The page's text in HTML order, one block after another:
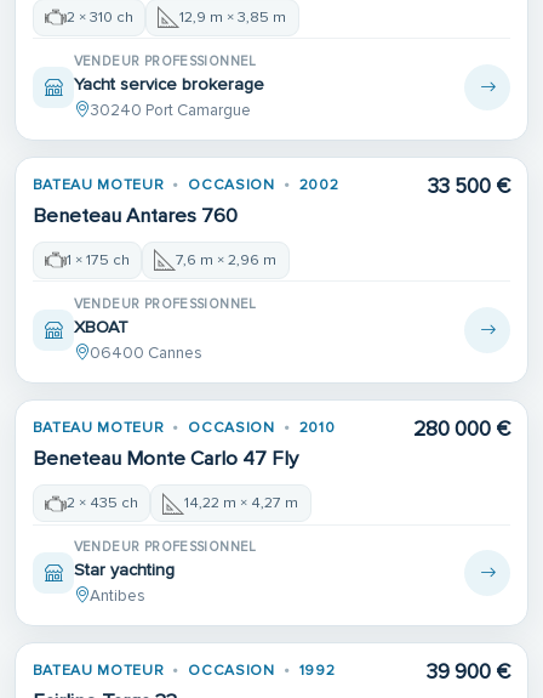
2 × 310 ch 12,9 m × 3,85 m
VENDEUR PROFESSIONNEL
Yacht service brokerage
30240 Port Camargue
BATEAU MOTEUR OCCASION 2002
Beneteau Antares 760
33 500 €
1 × 175 ch 7,6 m × 2,96 m
VENDEUR PROFESSIONNEL
XBOAT
06400 Cannes
BATEAU MOTEUR OCCASION 2010
Beneteau Monte Carlo 47 Fly
280 000 €
2 × 435 ch 14,22 m × 4,27 m
VENDEUR PROFESSIONNEL
Star yachting
Antibes
BATEAU MOTEUR OCCASION 1992 39 900 €